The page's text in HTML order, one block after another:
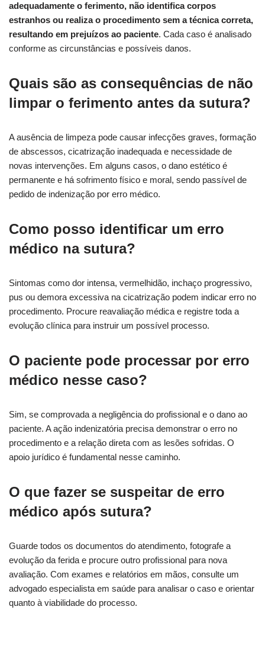
adequadamente o ferimento, não identifica corpos
estranhos ou realiza o procedimento sem a técnica correta,
resultando em prejuízos ao paciente. Cada caso é analisado
conforme as circunstâncias e possíveis danos.
Quais são as consequências de não
limpar o ferimento antes da sutura?
A ausência de limpeza pode causar infecções graves, formação
de abscessos, cicatrização inadequada e necessidade de
novas intervenções. Em alguns casos, o dano estético é
permanente e há sofrimento físico e moral, sendo passível de
pedido de indenização por erro médico.
Como posso identificar um erro
médico na sutura?
Sintomas como dor intensa, vermelhidão, inchaço progressivo,
pus ou demora excessiva na cicatrização podem indicar erro no
procedimento. Procure reavaliação médica e registre toda a
evolução clínica para instruir um possível processo.
O paciente pode processar por erro
médico nesse caso?
Sim, se comprovada a negligência do profissional e o dano ao
paciente. A ação indenizatória precisa demonstrar o erro no
procedimento e a relação direta com as lesões sofridas. O
apoio jurídico é fundamental nesse caminho.
O que fazer se suspeitar de erro
médico após sutura?
Guarde todos os documentos do atendimento, fotografe a
evolução da ferida e procure outro profissional para nova
avaliação. Com exames e relatórios em mãos, consulte um
advogado especialista em saúde para analisar o caso e orientar
quanto à viabilidade do processo.